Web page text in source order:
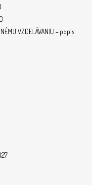
VZDELÁVANIU – popis